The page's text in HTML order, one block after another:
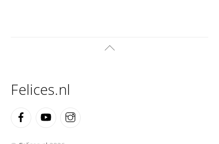
Back
Felices.nl
FacebookYouTube